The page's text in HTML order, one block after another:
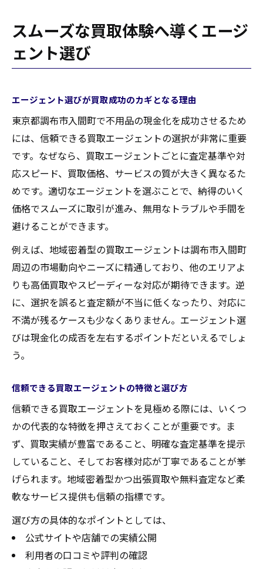
スムーズな買取体験へ導くエージ
ェント選び
エージェント選びが買取成功のカギとなる理由
東京都調布市入間町で不用品の現金化を成功させるため
には、信頼できる買取エージェントの選択が非常に重要
です。なぜなら、買取エージェントごとに査定基準や対
応スピード、買取価格、サービスの質が大きく異なるた
めです。適切なエージェントを選ぶことで、納得のいく
価格でスムーズに取引が進み、無用なトラブルや手間を
避けることができます。
例えば、地域密着型の買取エージェントは調布市入間町
周辺の市場動向やニーズに精通しており、他のエリアよ
りも高価買取やスピーディーな対応が期待できます。逆
に、選択を誤ると査定額が不当に低くなったり、対応に
不満が残るケースも少なくありません。エージェント選
びは現金化の成否を左右するポイントだといえるでしょ
う。
信頼できる買取エージェントの特徴と選び方
信頼できる買取エージェントを見極める際には、いくつ
かの代表的な特徴を押さえておくことが重要です。ま
ず、買取実績が豊富であること、明確な査定基準を提示
していること、そしてお客様対応が丁寧であることが挙
げられます。地域密着型かつ出張買取や無料査定など柔
軟なサービス提供も信頼の指標です。
選び方の具体的なポイントとしては、
公式サイトや店舗での実績公開
利用者の口コミや評判の確認